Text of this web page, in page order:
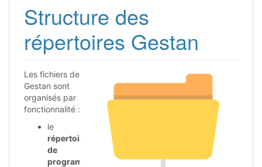
Structure des
répertoires Gestan
Les fichiers de
Gestan sont
organisés par
fonctionnalité :
le
répertoire
de
programme